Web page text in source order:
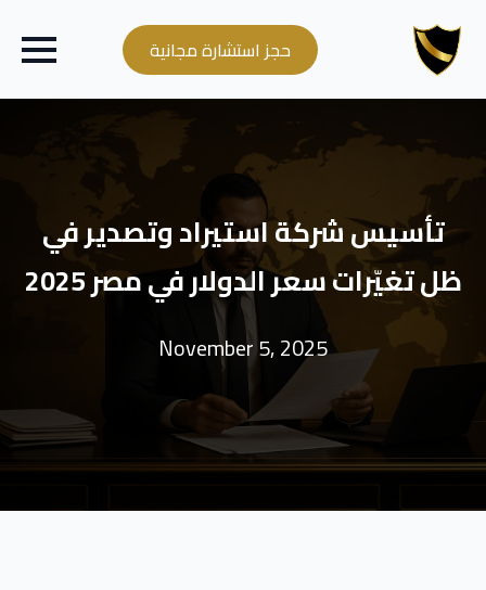
حجز استشارة مجانية
تأسيس شركة استيراد وتصدير في
ظل تغيّرات سعر الدولار في مصر 2025
November 5, 2025